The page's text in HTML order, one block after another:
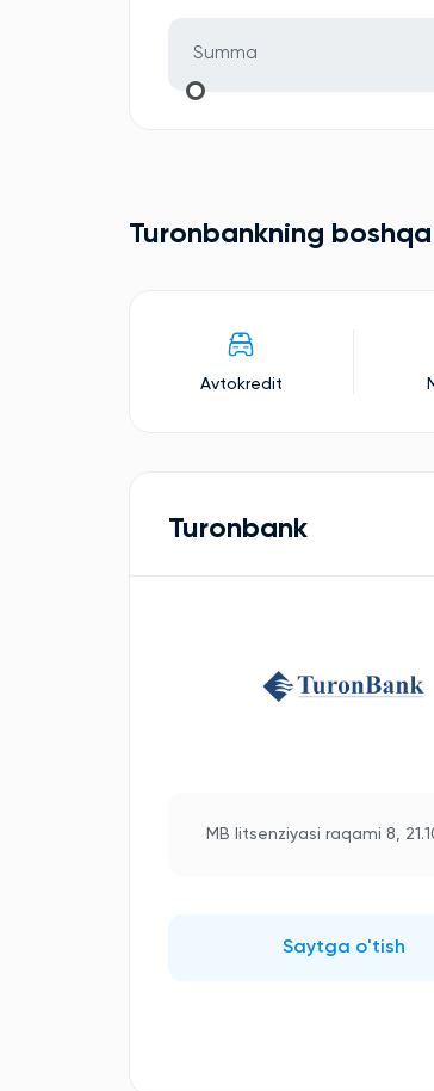
Turonbankning
Avtokredit
Turonbank
MB litsenziyasi raqami 8,
Saytga o'tish